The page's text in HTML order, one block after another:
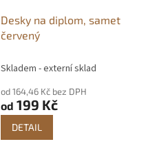
Desky na diplom, samet
červený
Skladem - externí sklad
od 164,46 Kč bez DPH
od 199 Kč
DETAIL